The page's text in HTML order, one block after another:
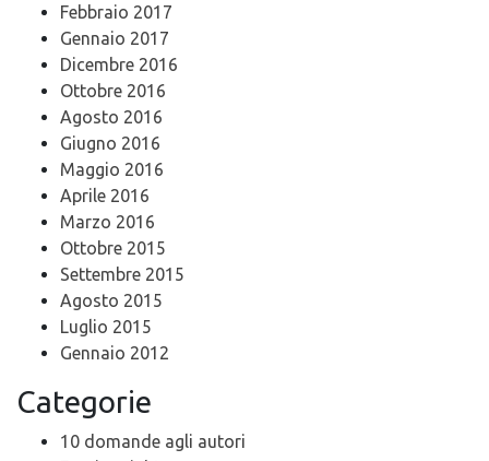
Febbraio 2017
Gennaio 2017
Dicembre 2016
Ottobre 2016
Agosto 2016
Giugno 2016
Maggio 2016
Aprile 2016
Marzo 2016
Ottobre 2015
Settembre 2015
Agosto 2015
Luglio 2015
Gennaio 2012
Categorie
10 domande agli autori